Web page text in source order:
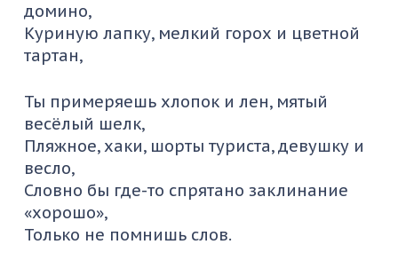
домино,
Куриную лапку, мелкий горох и цветной
тартан,
Ты примеряешь хлопок и лен, мятый
весёлый шелк,
Пляжное, хаки, шорты туриста, девушку и
весло,
Словно бы где-то спрятано заклинание
«хорошо»,
Только не помнишь слов.